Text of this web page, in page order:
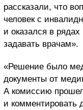
рассказали, что
человек с
и оказался в
задавать врачам».
«Решение было
документы от
А комиссию
и